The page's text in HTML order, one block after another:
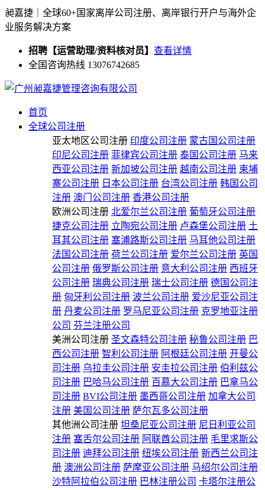
昶嘉捷｜全球60+国家离岸公司注册、离岸银行开户与海外企
业服务解决方案
招聘【运营助理/资料核对员】 查看详情
全国咨询热线 13076742685
首页
全球公司注册
亚太地区公司注册 印度公司注册 蒙古国公司注册
印尼公司注册 菲律宾公司注册 泰国公司注册 马来
西亚公司注册 新加坡公司注册 越南公司注册 柬埔
寨公司注册 日本公司注册 台湾公司注册 韩国公司
注册 澳门公司注册 香港公司注册
欧洲公司注册 北爱尔兰公司注册 葡萄牙公司注册
捷克公司注册 立陶宛公司注册 卢森堡公司注册 土
耳其公司注册 塞浦路斯公司注册 马耳他公司注册
法国公司注册 荷兰公司注册 爱尔兰公司注册 英国
公司注册 俄罗斯公司注册 意大利公司注册 西班牙
公司注册 瑞典公司注册 瑞士公司注册 德国公司注
册 匈牙利公司注册 波兰公司注册 爱沙尼亚公司注
册 丹麦公司注册 罗马尼亚公司注册 克罗地亚注册
公司 芬兰注册公司
美洲公司注册 圣文森特公司注册 秘鲁公司注册 巴
西公司注册 智利公司注册 阿根廷公司注册 开曼公
司注册 乌拉圭公司注册 安圭拉公司注册 伯利兹公
司注册 巴哈马公司注册 百慕大公司注册 巴拿马公
司注册 BVI公司注册 墨西哥公司注册 加拿大公司
注册 美国公司注册 萨尔瓦多公司注册
其他洲公司注册 坦桑尼亚公司注册 尼日利亚公司
注册 塞舌尔公司注册 阿联酋公司注册 毛里求斯公
司注册 迪拜公司注册 纽埃公司注册 新西兰公司注
册 澳洲公司注册 萨摩亚公司注册 马绍尔公司注册
沙特阿拉伯公司注册 巴林注册公司 卡塔尔注册公